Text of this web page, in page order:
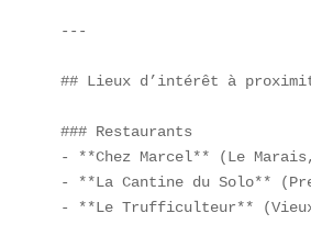
---
## Lieux d’intérêt à
### Restaurants
- **Chez Marcel** (Le
- **La Cantine du Solo**
- **Le Trufficulteur**